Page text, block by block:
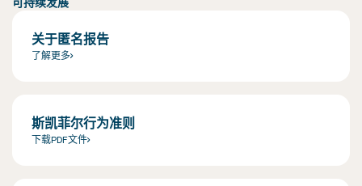
关于匿名报告
了解更多
斯凯菲尔行为准则
下载PDF文件